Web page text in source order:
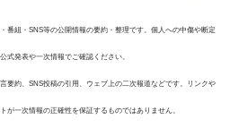
番組・SNS等の公開情報の要約・整理です。個人への中傷や断定
式発表や一次情報でご確認ください。
要約、SNS投稿の引用、ウェブ上の二次報道などです。リンクや
が一次情報の正確性を保証するものではありません。